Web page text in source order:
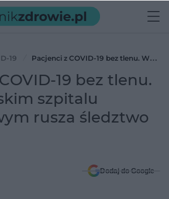
19
Pacjenci z COVID-19 bez tlenu. W
rusza śledztwo
19 bez tlenu.
szpitalu
rusza śledztwo
Dodaj do Google